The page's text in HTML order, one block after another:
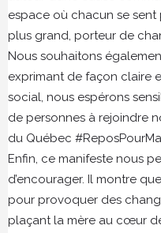
espace où chacun se sent
plus grand, porteur de
Nous souhaitons
exprimant de façon claire
social, nous espérons
de personnes à rejoindre
du Québec
Enfin, ce manifeste nous
d’encourager. Il montre
pour provoquer des
plaçant la mère au cœur